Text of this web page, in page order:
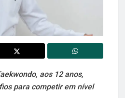
aos 12 anos,
para competir em nível